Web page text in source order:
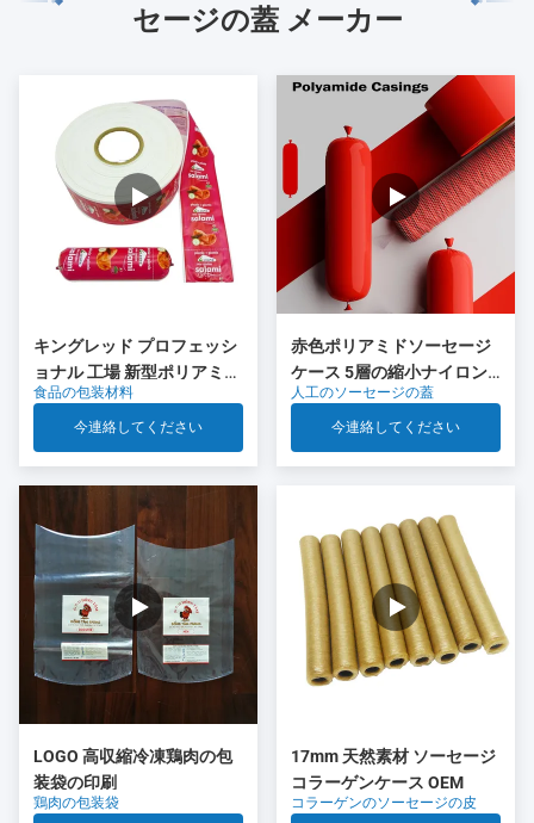
セージの蓋 メーカー
キングレッド プロフェッシ
ョナル 工場 新型ポリアミド
ソーセージ キャッシング 食
品グレードのプラスチック
OEM
食品の包装材料
今連絡してください
赤色ポリアミドソーセージ
ケース 5層の縮小ナイロン
ケース Co 排出 肉ソーセー
ジパッケージ
人工のソーセージの蓋
今連絡してください
LOGO 高収縮冷凍鶏肉の包
装袋の印刷
鶏肉の包装袋
17mm 天然素材 ソーセージ
コラーゲンケース OEM
コラーゲンのソーセージの皮